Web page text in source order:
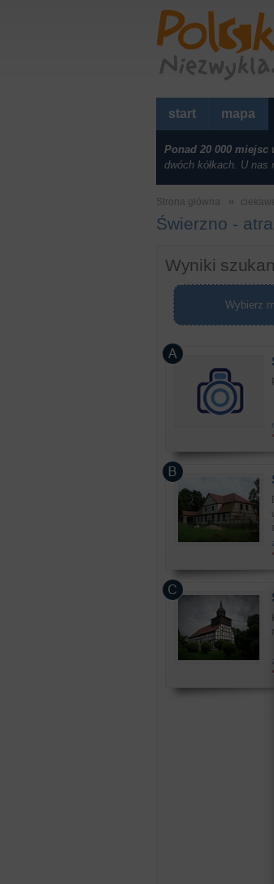
start mapa
Ponad 20 000 miejsc
dwóch kółkach. U
Strona główna
Świerzno -
Wyniki
Wybierz